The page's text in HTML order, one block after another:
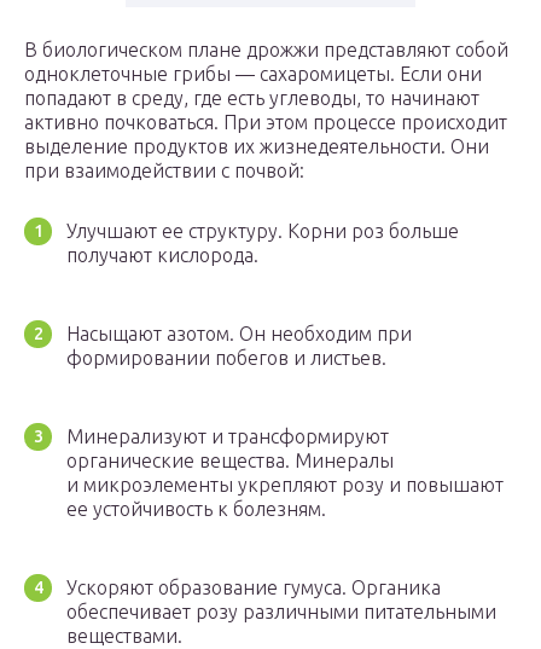
В биологическом плане дрожжи представляют собой
одноклеточные грибы — сахаромицеты. Если они
попадают в среду, где есть углеводы, то начинают
активно почковаться. При этом процессе происходит
выделение продуктов их жизнедеятельности. Они
при взаимодействии с почвой:
Улучшают ее структуру. Корни роз больше
получают кислорода.
Насыщают азотом. Он необходим при
формировании побегов и листьев.
Минерализуют и трансформируют
органические вещества. Минералы
и микроэлементы укрепляют розу и повышают
ее устойчивость к болезням.
Ускоряют образование гумуса. Органика
обеспечивает розу различными питательными
веществами.